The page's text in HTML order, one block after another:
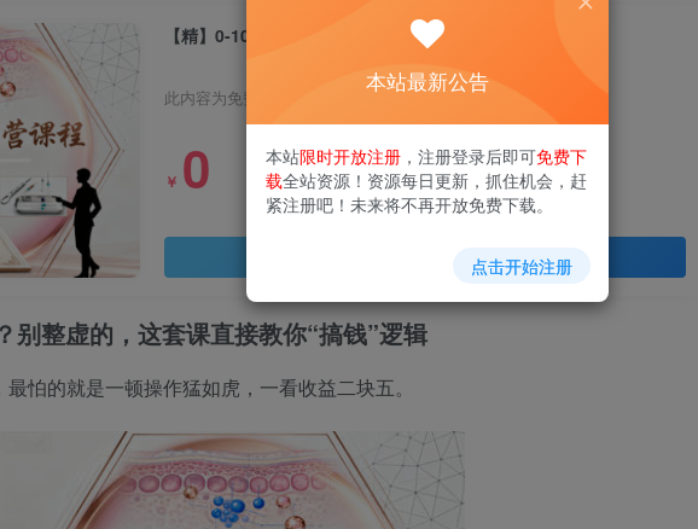
【精】0-1000W医美高阶特训营课程，美学与商业双赋能
此内容为免费资源，请登录后查看
￥ 0
别整虚的，这套课直接教你“搞钱”逻辑
怕的就是一顿操作猛如虎，一看收益二块五。
本站最新公告
本站限时开放注册 ，注册登录后即可免费下
载全站资源！资源每日更新，抓住机会，赶
紧注册吧！未来将不再开放免费下载。
点击开始注册